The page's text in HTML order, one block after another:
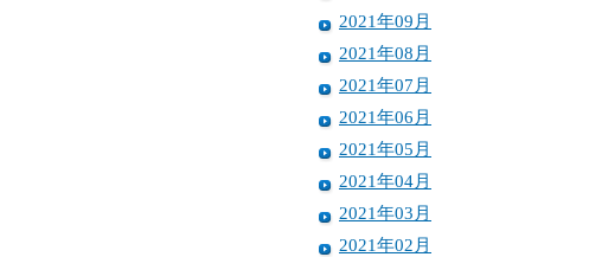
2021年09月
2021年08月
2021年07月
2021年06月
2021年05月
2021年04月
2021年03月
2021年02月